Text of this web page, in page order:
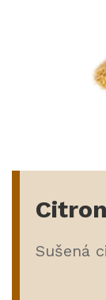
Sušená